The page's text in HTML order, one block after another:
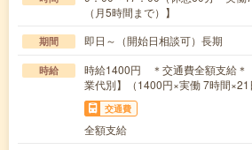
（月5時間まで）】
期間 即日～（開始日相談可）長期
時給
時給1400円 ＊交通費全額支給
業代別】（1400円×実働 7時間×21
交通費
全額支給